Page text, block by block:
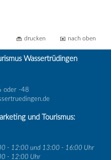
drucken nach oben
Wassertrüdingen
oder -48
und Tourismus:
- 12:00 und 13:00 - 16:00 Uhr
- 12:00 Uhr